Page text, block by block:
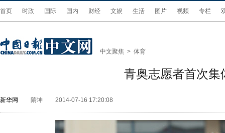
首页 时政 国际 国内 财经 文娱 生活 图片 视频 专栏
中文聚焦 > 体育
青奥志愿者首次集
新华网 隋坤 2014-07-16 17:20:08